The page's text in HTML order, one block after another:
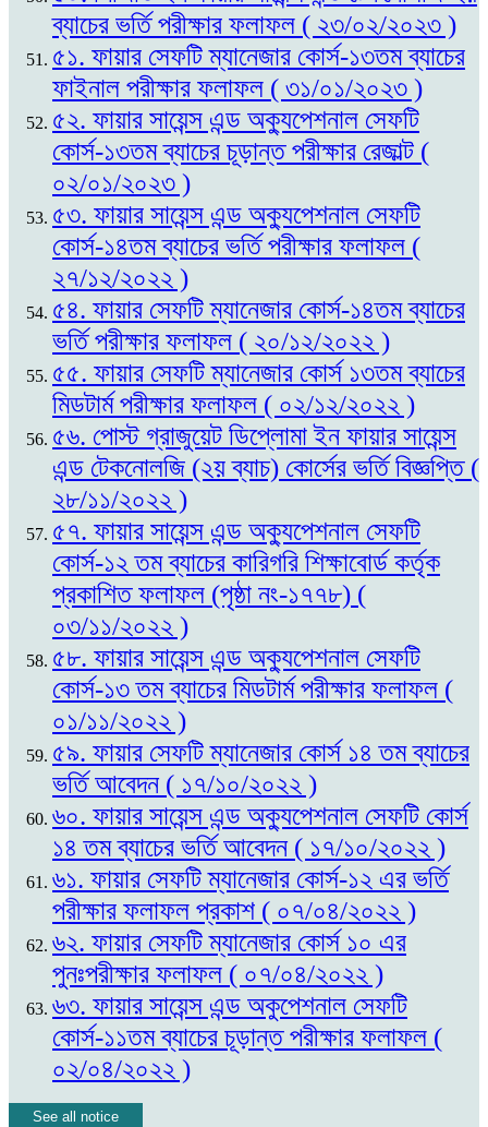
ব্যাচের ভর্তি পরীক্ষার ফলাফল ( ২৩/০২/২০২৩ )
৫১. ফায়ার সেফটি ম্যানেজার কোর্স-১৩তম ব্যাচের
ফাইনাল পরীক্ষার ফলাফল ( ৩১/০১/২০২৩ )
৫২. ফায়ার সায়েন্স এন্ড অক্যুপেশনাল সেফটি
কোর্স-১৩তম ব্যাচের চূড়ান্ত পরীক্ষার রেজাল্ট (
০২/০১/২০২৩ )
৫৩. ফায়ার সায়েন্স এন্ড অক্যুপেশনাল সেফটি
কোর্স-১৪তম ব্যাচের ভর্তি পরীক্ষার ফলাফল (
২৭/১২/২০২২ )
৫৪. ফায়ার সেফটি ম্যানেজার কোর্স-১৪তম ব্যাচের
ভর্তি পরীক্ষার ফলাফল ( ২০/১২/২০২২ )
৫৫. ফায়ার সেফটি ম্যানেজার কোর্স ১৩তম ব্যাচের
মিডটার্ম পরীক্ষার ফলাফল ( ০২/১২/২০২২ )
৫৬. পোস্ট গ্রাজুয়েট ডিপ্লোমা ইন ফায়ার সায়েন্স
এন্ড টেকনোলজি (২য় ব্যাচ) কোর্সের ভর্তি বিজ্ঞপ্তি (
২৮/১১/২০২২ )
৫৭. ফায়ার সায়েন্স এন্ড অক্যুপেশনাল সেফটি
কোর্স-১২ তম ব্যাচের কারিগরি শিক্ষাবোর্ড কর্তৃক
প্রকাশিত ফলাফল (পৃষ্ঠা নং-১৭৭৮) (
০৩/১১/২০২২ )
৫৮. ফায়ার সায়েন্স এন্ড অক্যুপেশনাল সেফটি
কোর্স-১৩ তম ব্যাচের মিডটার্ম পরীক্ষার ফলাফল (
০১/১১/২০২২ )
৫৯. ফায়ার সেফটি ম্যানেজার কোর্স ১৪ তম ব্যাচের
ভর্তি আবেদন ( ১৭/১০/২০২২ )
৬০. ফায়ার সায়েন্স এন্ড অক্যুপেশনাল সেফটি কোর্স
১৪ তম ব্যাচের ভর্তি আবেদন ( ১৭/১০/২০২২ )
৬১. ফায়ার সেফটি ম্যানেজার কোর্স-১২ এর ভর্তি
পরীক্ষার ফলাফল প্রকাশ ( ০৭/০৪/২০২২ )
৬২. ফায়ার সেফটি ম্যানেজার কোর্স ১০ এর
পুনঃপরীক্ষার ফলাফল ( ০৭/০৪/২০২২ )
৬৩. ফায়ার সায়েন্স এন্ড অকুপেশনাল সেফটি
কোর্স-১১তম ব্যাচের চূড়ান্ত পরীক্ষার ফলাফল (
০২/০৪/২০২২ )
See all notice